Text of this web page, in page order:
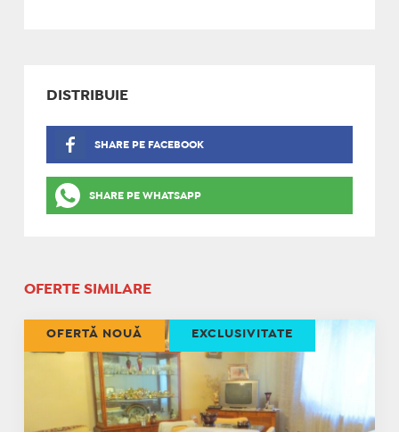
DISTRIBUIE
SHARE PE FACEBOOK
SHARE PE WHATSAPP
OFERTE SIMILARE
OFERTĂ NOUĂ EXCLUSIVITATE